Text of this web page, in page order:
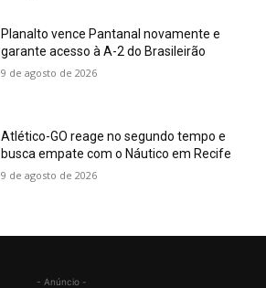
Planalto vence Pantanal novamente e
garante acesso à A-2 do Brasileirão
9 de agosto de 2026
Atlético-GO reage no segundo tempo e
busca empate com o Náutico em Recife
9 de agosto de 2026
- Anúncio -